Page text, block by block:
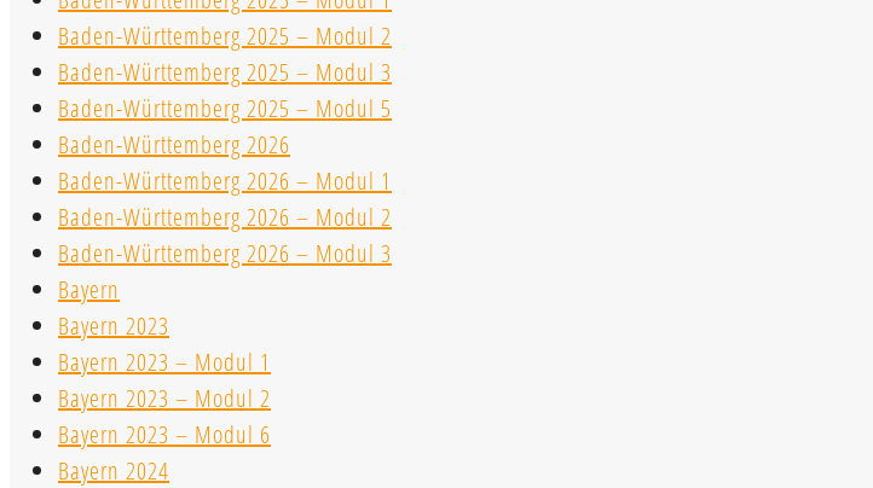
Baden-Württemberg 2025 – Modul 2
Baden-Württemberg 2025 – Modul 3
Baden-Württemberg 2025 – Modul 5
Baden-Württemberg 2026
Baden-Württemberg 2026 – Modul 1
Baden-Württemberg 2026 – Modul 2
Baden-Württemberg 2026 – Modul 3
Bayern
Bayern 2023
Bayern 2023 – Modul 1
Bayern 2023 – Modul 2
Bayern 2023 – Modul 6
Bayern 2024